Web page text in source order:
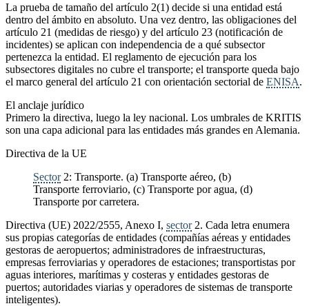
La prueba de tamaño del artículo 2(1) decide si una entidad está
dentro del ámbito en absoluto. Una vez dentro, las obligaciones del
artículo 21 (medidas de riesgo) y del artículo 23 (notificación de
incidentes) se aplican con independencia de a qué subsector
pertenezca la entidad. El reglamento de ejecución para los
subsectores digitales no cubre el transporte; el transporte queda bajo
el marco general del artículo 21 con orientación sectorial de ENISA.
El anclaje jurídico
Primero la directiva, luego la ley nacional. Los umbrales de KRITIS
son una capa adicional para las entidades más grandes en Alemania.
Directiva de la UE
Sector2: Transporte. (a) Transporte aéreo, (b)
Transporte ferroviario, (c) Transporte por agua, (d)
Transporte por carretera.
Directiva (UE) 2022/2555, Anexo I, sector2. Cada letra enumera
sus propias categorías de entidades (compañías aéreas y entidades
gestoras de aeropuertos; administradores de infraestructuras,
empresas ferroviarias y operadores de estaciones; transportistas por
aguas interiores, marítimas y costeras y entidades gestoras de
puertos; autoridades viarias y operadores de sistemas de transporte
inteligentes).